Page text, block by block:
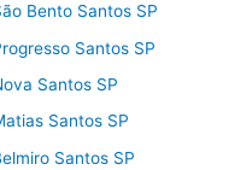
Bento Santos SP
Santos SP
Santos SP
Santos SP
Santos SP